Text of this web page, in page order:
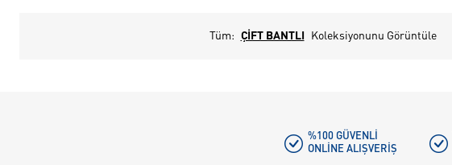
Tüm: ÇİFT BANTLI Koleksiyonunu Görüntüle
%100 GÜVENLI
ONLINE ALIŞVERIŞ